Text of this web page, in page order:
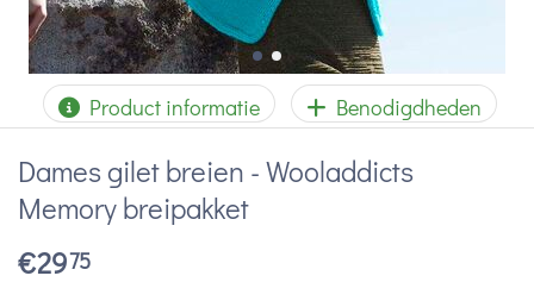
Product informatie Benodigdheden
Dames gilet breien - Wooladdicts
Memory breipakket
€2975